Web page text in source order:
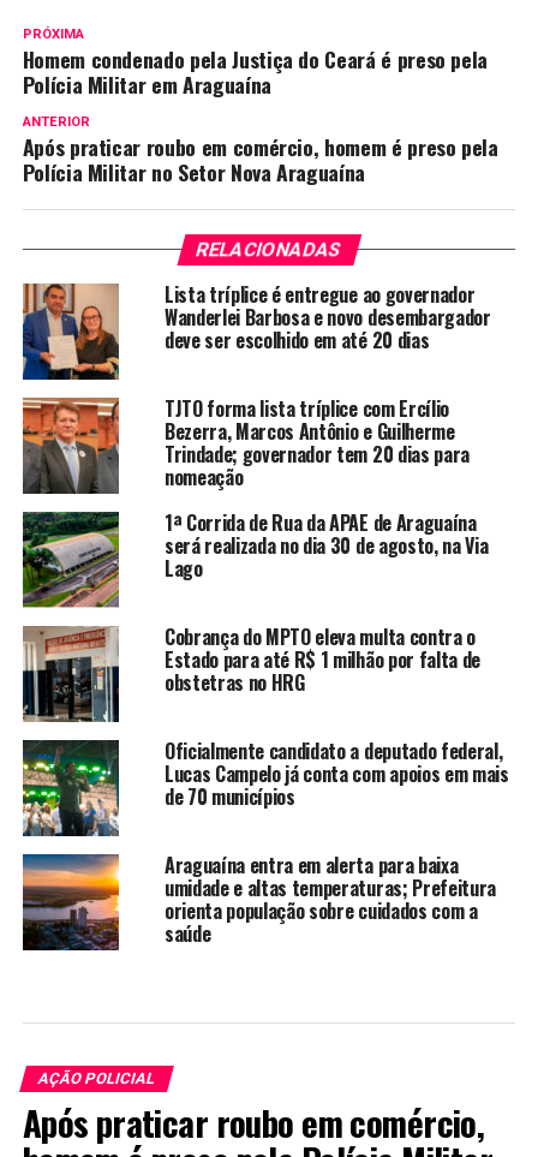
PRÓXIMA
Homem condenado pela Justiça do Ceará é preso pela
Polícia Militar em Araguaína
ANTERIOR
Após praticar roubo em comércio, homem é preso pela
Polícia Militar no Setor Nova Araguaína
RELACIONADAS
Lista tríplice é entregue ao governador
Wanderlei Barbosa e novo desembargador
deve ser escolhido em até 20 dias
TJTO forma lista tríplice com Ercílio
Bezerra, Marcos Antônio e Guilherme
Trindade; governador tem 20 dias para
nomeação
1ª Corrida de Rua da APAE de Araguaína
será realizada no dia 30 de agosto, na Via
Lago
Cobrança do MPTO eleva multa contra o
Estado para até R$ 1 milhão por falta de
obstetras no HRG
Oficialmente candidato a deputado federal,
Lucas Campelo já conta com apoios em mais
de 70 municípios
Araguaína entra em alerta para baixa
umidade e altas temperaturas; Prefeitura
orienta população sobre cuidados com a
saúde
AÇÃO POLICIAL
Após praticar roubo em comércio,